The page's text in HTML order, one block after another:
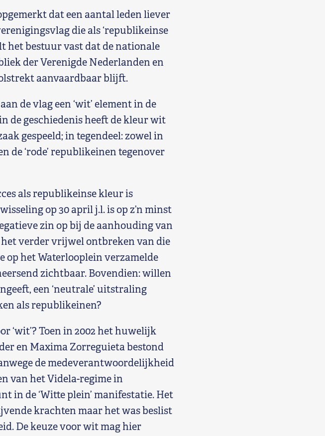
dat een aantal leden liever
die als ‘republikeinse
het bestuur vast dat de nationale
der Verenigde Nederlanden en
aanvaardbaar blijft.
de vlag een ‘wit’ element in de
de geschiedenis heeft de kleur wit
gespeeld; in tegendeel: zowel in
de ‘rode’ republikeinen tegenover
als republikeinse kleur is
op 30 april j.l. is op z’n minst
zin op bij de aanhouding van
het verder vrijwel ontbreken van die
op het Waterlooplein verzamelde
zichtbaar. Bovendien: willen
een ‘neutrale’ uitstraling
als republikeinen?
‘wit’? Toen in 2002 het huwelijk
en Maxima Zorreguieta bestond
de medeverantwoordelijkheid
van het Videla-regime in
in de ‘Witte plein’ manifestatie. Het
krachten maar het was beslist
De keuze voor wit mag hier